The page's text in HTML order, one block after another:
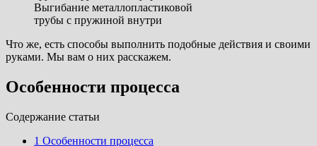
Выгибание металлопластиковой
трубы с пружиной внутри
Что же, есть способы выполнить подобные действия и своими
руками. Мы вам о них расскажем.
Особенности процесса
Cодержание статьи
1 Особенности процесса